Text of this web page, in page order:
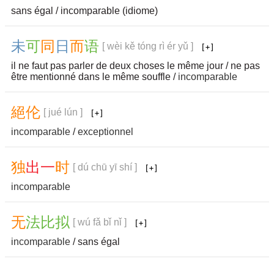
sans égal / incomparable (idiome)
未可同 日 而语 [ wèi kě tóng rì ér yǔ ]
il ne faut pas parler de deux choses le même jour / ne pas
être mentionné dans le même souffle / incomparable
絕伦 [ jué lún ]
incomparable /exceptionnel
独出一时 [ dú chū yī shí ]
incomparable
无法比拟 [ wú fǎ bǐ nǐ ]
incomparable / sans égal